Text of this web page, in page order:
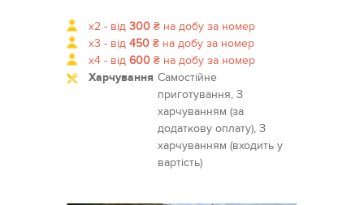
x2 - від 300 ₴ на добу за номер
x3 - від 450 ₴ на добу за номер
x4 - від 600 ₴ на добу за номер
Харчування Самостійне
приготування, З
харчуванням (за
додаткову оплату), З
харчуванням (входить у
вартість)